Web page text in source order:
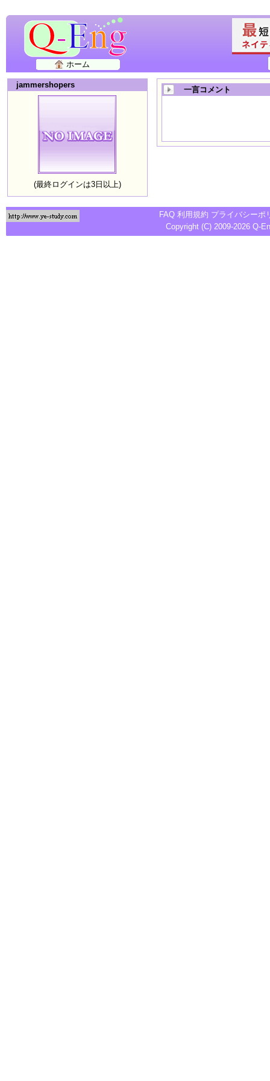
ホーム
jammershopers
(最終ログインは3日以上)
一言コメント
FAQ 利用規約 プライバシーポ
Copyright (C) 2009-2026 Q-